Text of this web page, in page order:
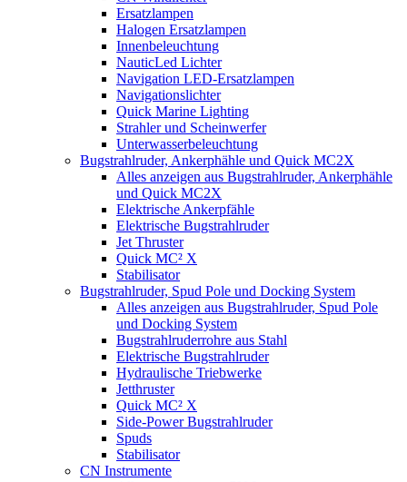
Ersatzlampen
Halogen Ersatzlampen
Innenbeleuchtung
NauticLed Lichter
Navigation LED-Ersatzlampen
Navigationslichter
Quick Marine Lighting
Strahler und Scheinwerfer
Unterwasserbeleuchtung
Bugstrahlruder, Ankerphähle und Quick MC2X
Alles anzeigen aus Bugstrahlruder, Ankerphähle
und Quick MC2X
Elektrische Ankerpfähle
Elektrische Bugstrahlruder
Jet Thruster
Quick MC² X
Stabilisator
Bugstrahlruder, Spud Pole und Docking System
Alles anzeigen aus Bugstrahlruder, Spud Pole
und Docking System
Bugstrahlruderrohre aus Stahl
Elektrische Bugstrahlruder
Hydraulische Triebwerke
Jetthruster
Quick MC² X
Side-Power Bugstrahlruder
Spuds
Stabilisator
CN Instrumente